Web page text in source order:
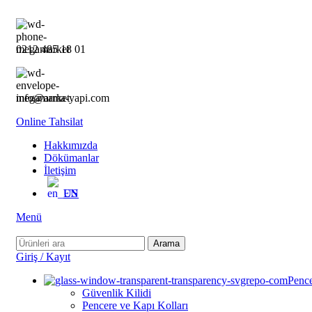
0212 485 18 01
info@arma-yapi.com
Online Tahsilat
Hakkımızda
Dökümanlar
İletişim
EN
Menü
Arama
Giriş / Kayıt
Güvenlik Kilidi
Pencere ve Kapı Kolları